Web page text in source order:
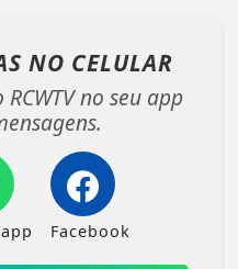
NO CELULAR
no seu app
Facebook